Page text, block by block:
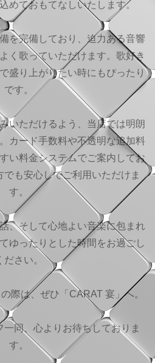
めておもてなしいたします。
を完備しており、迫力ある音響
く歌っていただけます。歌好き
盛り上がりたい時にもぴったり
です。
いただけるよう、当店では明朗
カード手数料や不透明な追加料
い料金システムでご案内してお
でも安心してご利用いただけま
す。
、そして心地よい音楽に包まれ
ゆったりとした時間をお過ごし
ださい。
際は、ぜひ「CARAT 宴」へ。
同、心よりお待ちしておりま
す。